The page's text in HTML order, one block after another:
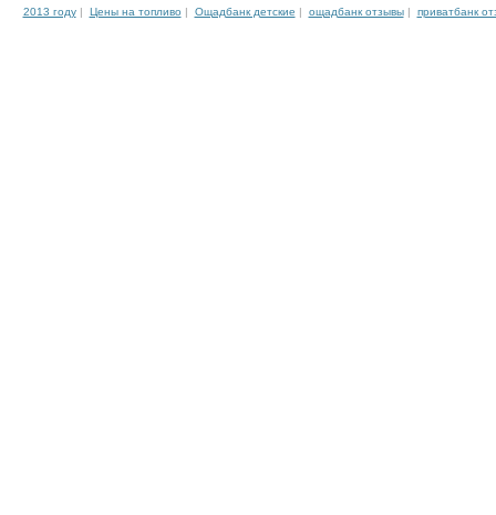
2013 году| Цены на топливо | Ощадбанк детские | ощадбанк отзывы| приватбанк